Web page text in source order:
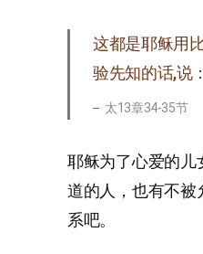
这都是耶稣用
验先知的话,说
太13章34-35节
耶稣为了心爱的儿
道的人，也有不被
系吧。